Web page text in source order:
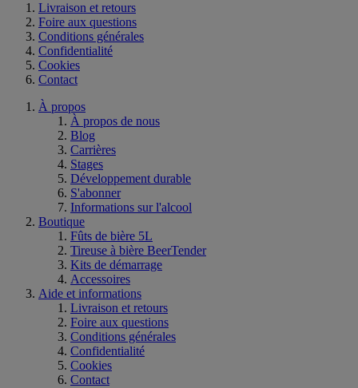
Livraison et retours
Foire aux questions
Conditions générales
Confidentialité
Cookies
Contact
À propos
À propos de nous
Blog
Carrières
Stages
Développement durable
S'abonner
Informations sur l'alcool
Boutique
Fûts de bière 5L
Tireuse à bière BeerTender
Kits de démarrage
Accessoires
Aide et informations
Livraison et retours
Foire aux questions
Conditions générales
Confidentialité
Cookies
Contact